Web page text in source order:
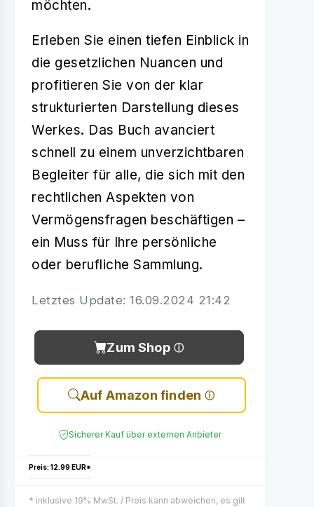
möchten.
Erleben Sie einen tiefen Einblick in
die gesetzlichen Nuancen und
profitieren Sie von der klar
strukturierten Darstellung dieses
Werkes. Das Buch avanciert
schnell zu einem unverzichtbaren
Begleiter für alle, die sich mit den
rechtlichen Aspekten von
Vermögensfragen beschäftigen –
ein Muss für Ihre persönliche
oder berufliche Sammlung.
Letztes Update: 16.09.2024 21:42
Zum Shop
Auf Amazon finden
Sicherer Kauf über externen Anbieter
Preis: 12.99 EUR*
* inklusive 19% MwSt. / Preis kann abweichen, es gilt